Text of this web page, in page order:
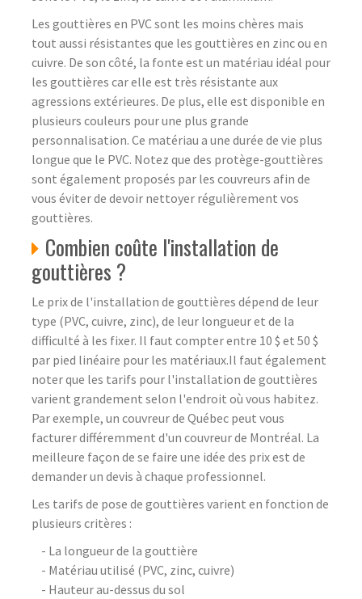
Les gouttières en PVC sont les moins chères mais
tout aussi résistantes que les gouttières en zinc ou en
cuivre. De son côté, la fonte est un matériau idéal pour
les gouttières car elle est très résistante aux
agressions extérieures. De plus, elle est disponible en
plusieurs couleurs pour une plus grande
personnalisation. Ce matériau a une durée de vie plus
longue que le PVC. Notez que des protège-gouttières
sont également proposés par les couvreurs afin de
vous éviter de devoir nettoyer régulièrement vos
gouttières.
Combien coûte l'installation de
gouttières ?
Le prix de l'installation de gouttières dépend de leur
type (PVC, cuivre, zinc), de leur longueur et de la
difficulté à les fixer. Il faut compter entre 10 $ et 50 $
par pied linéaire pour les matériaux.Il faut également
noter que les tarifs pour l'installation de gouttières
varient grandement selon l'endroit où vous habitez.
Par exemple, un couvreur de Québec peut vous
facturer différemment d'un couvreur de Montréal. La
meilleure façon de se faire une idée des prix est de
demander un devis à chaque professionnel.
Les tarifs de pose de gouttières varient en fonction de
plusieurs critères :
- La longueur de la gouttière
- Matériau utilisé (PVC, zinc, cuivre)
- Hauteur au-dessus du sol